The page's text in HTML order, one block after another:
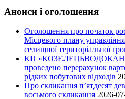
Анонси і оголошення
Оголошення про початок
Місцевого плану
селищної територіальної
КП
проведено перерахунок
рідких побутових відходів
Про скликання п’ятдесят
восьмого скликання 2026-